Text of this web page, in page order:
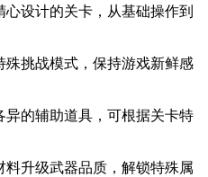
设计的关卡，从基础操作到
挑战模式，保持游戏新鲜感
的辅助道具，可根据关卡特
升级武器品质，解锁特殊属